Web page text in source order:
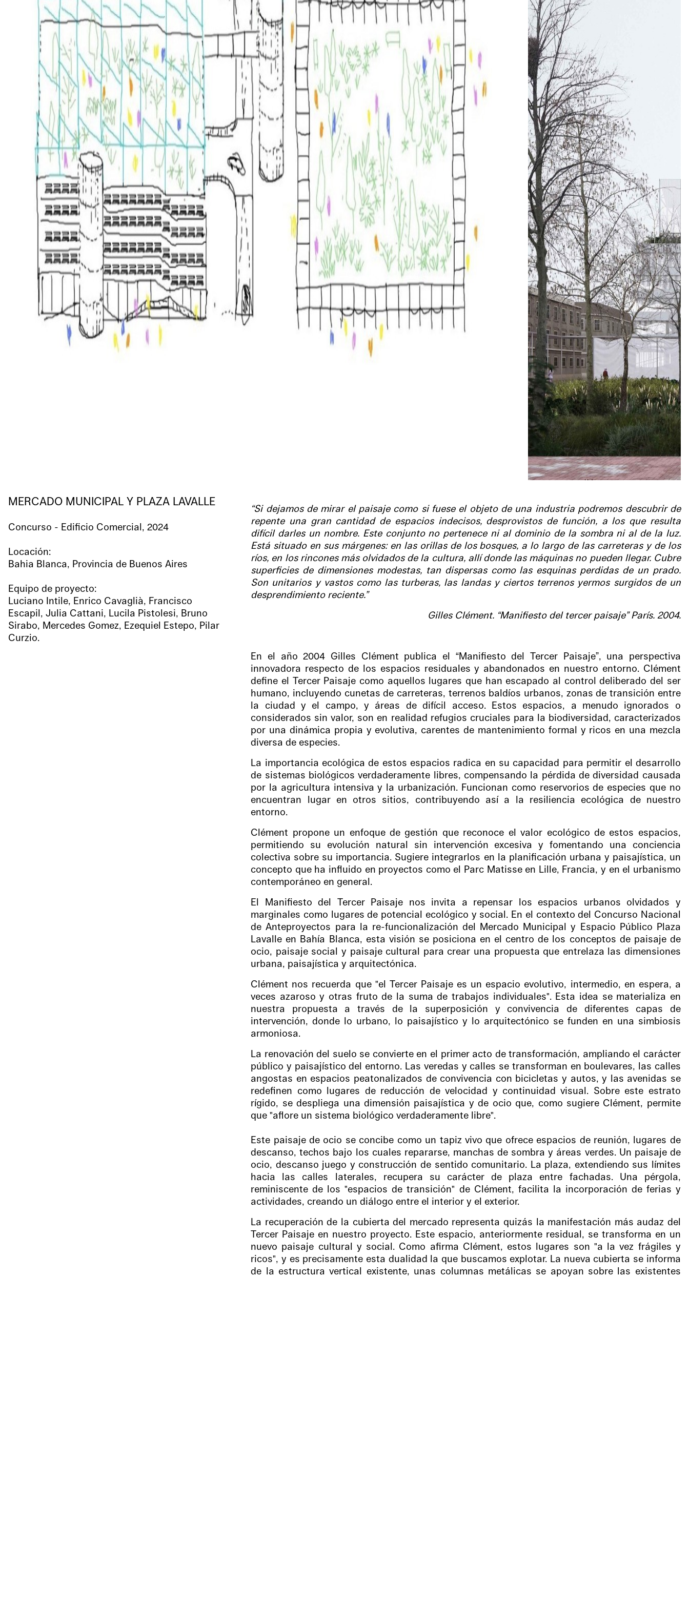
MERCADO MUNICIPAL Y PLAZA LAVALLE
Concurso - Edificio Comercial, 2024
Locación:
Bahia Blanca, Provincia de Buenos Aires
Equipo de proyecto:
Luciano Intile, Enrico Cavaglià, Francisco
Escapil, Julia Cattani, Lucila Pistolesi, Bruno
Sirabo, Mercedes Gomez, Ezequiel Estepo, Pilar
Curzio.
“Si dejamos de mirar el paisaje como si fuese el objeto de una industria podremos descubrir de
repente una gran cantidad de espacios indecisos, desprovistos de función, a los que resulta
difícil darles un nombre. Este conjunto no pertenece ni al dominio de la sombra ni al de la luz.
Está situado en sus márgenes: en las orillas de los bosques, a lo largo de las carreteras y de los
ríos, en los rincones más olvidados de la cultura, allí donde las máquinas no pueden llegar. Cubre
superficies de dimensiones modestas, tan dispersas como las esquinas perdidas de un prado.
Son unitarios y vastos como las turberas, las landas y ciertos terrenos yermos surgidos de un
desprendimiento reciente.”
Gilles Clément. “Manifiesto del tercer paisaje” París. 2004.
En el año 2004 Gilles Clément publica el “Manifiesto del Tercer Paisaje”, una perspectiva
innovadora respecto de los espacios residuales y abandonados en nuestro entorno. Clément
define el Tercer Paisaje como aquellos lugares que han escapado al control deliberado del ser
humano, incluyendo cunetas de carreteras, terrenos baldíos urbanos, zonas de transición entre
la ciudad y el campo, y áreas de difícil acceso. Estos espacios, a menudo ignorados o
considerados sin valor, son en realidad refugios cruciales para la biodiversidad, caracterizados
por una dinámica propia y evolutiva, carentes de mantenimiento formal y ricos en una mezcla
diversa de especies.
La importancia ecológica de estos espacios radica en su capacidad para permitir el desarrollo
de sistemas biológicos verdaderamente libres, compensando la pérdida de diversidad causada
por la agricultura intensiva y la urbanización. Funcionan como reservorios de especies que no
encuentran lugar en otros sitios, contribuyendo así a la resiliencia ecológica de nuestro
entorno.
Clément propone un enfoque de gestión que reconoce el valor ecológico de estos espacios,
permitiendo su evolución natural sin intervención excesiva y fomentando una conciencia
colectiva sobre su importancia. Sugiere integrarlos en la planificación urbana y paisajística, un
concepto que ha influido en proyectos como el Parc Matisse en Lille, Francia, y en el urbanismo
contemporáneo en general.
El Manifiesto del Tercer Paisaje nos invita a repensar los espacios urbanos olvidados y
marginales como lugares de potencial ecológico y social. En el contexto del Concurso Nacional
de Anteproyectos para la re-funcionalización del Mercado Municipal y Espacio Público Plaza
Lavalle en Bahía Blanca, esta visión se posiciona en el centro de los conceptos de paisaje de
ocio, paisaje social y paisaje cultural para crear una propuesta que entrelaza las dimensiones
urbana, paisajística y arquitectónica.
Clément nos recuerda que "el Tercer Paisaje es un espacio evolutivo, intermedio, en espera, a
veces azaroso y otras fruto de la suma de trabajos individuales". Esta idea se materializa en
nuestra propuesta a través de la superposición y convivencia de diferentes capas de
intervención, donde lo urbano, lo paisajístico y lo arquitectónico se funden en una simbiosis
armoniosa.
La renovación del suelo se convierte en el primer acto de transformación, ampliando el carácter
público y paisajístico del entorno. Las veredas y calles se transforman en boulevares, las calles
angostas en espacios peatonalizados de convivencia con bicicletas y autos, y las avenidas se
redefinen como lugares de reducción de velocidad y continuidad visual. Sobre este estrato
rígido, se despliega una dimensión paisajística y de ocio que, como sugiere Clément, permite
que "aflore un sistema biológico verdaderamente libre".
Este paisaje de ocio se concibe como un tapiz vivo que ofrece espacios de reunión, lugares de
descanso, techos bajo los cuales repararse, manchas de sombra y áreas verdes. Un paisaje de
ocio, descanso juego y construcción de sentido comunitario. La plaza, extendiendo sus límites
hacia las calles laterales, recupera su carácter de plaza entre fachadas. Una pérgola,
reminiscente de los "espacios de transición" de Clément, facilita la incorporación de ferias y
actividades, creando un diálogo entre el interior y el exterior.
La recuperación de la cubierta del mercado representa quizás la manifestación más audaz del
Tercer Paisaje en nuestro proyecto. Este espacio, anteriormente residual, se transforma en un
nuevo paisaje cultural y social. Como afirma Clément, estos lugares son "a la vez frágiles y
ricos", y es precisamente esta dualidad la que buscamos explotar. La nueva cubierta se informa
de la estructura vertical existente, unas columnas metálicas se apoyan sobre las existentes